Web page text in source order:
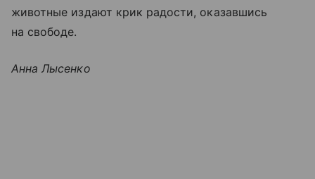
животные издают крик радости, оказавшись
на свободе.
Анна Лысенко